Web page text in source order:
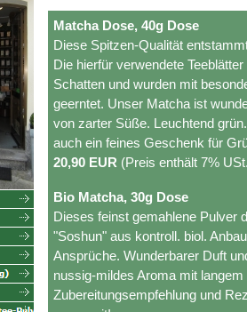
Matcha Dose, 40g Dose
Diese Spitzen-Qualität
Die hierfür verwendete
Schatten und wurden mit
geerntet. Unser Matcha ist
von zarter Süße. Leuchtend
auch ein feines Geschenk für
20,90 EUR (Preis enthält 7%
Bio Matcha, 30g Dose
Dieses feinst gemahlene Pulver
"Soshun" aus kontroll. biol.
Ansprüche. Wunderbarer Duft
nussig-mildes Aroma mit
Zubereitungsempfehlung und